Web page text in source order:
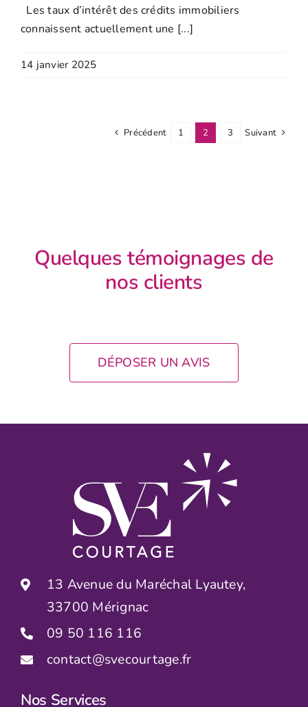
Les taux d’intérêt des crédits immobiliers
connaissent actuellement une [...]
14 janvier 2025
Précédent 1 2 3 Suivant
Quelques témoignages de
nos clients
DÉPOSER UN AVIS
13 Avenue du Maréchal Lyautey,
33700 Mérignac
09 50 116 116
contact@svecourtage.fr
Nos Services